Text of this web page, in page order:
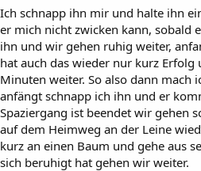
Ich schnapp ihn mir und halte ihn
er mich nicht zwicken kann, sobald
ihn und wir gehen ruhig weiter,
hat auch das wieder nur kurz Erfolg
Minuten weiter. So also dann mach
anfängt schnapp ich ihn und er
Spaziergang ist beendet wir gehen
auf dem Heimweg an der Leine
kurz an einen Baum und gehe aus
sich beruhigt hat gehen wir weiter.